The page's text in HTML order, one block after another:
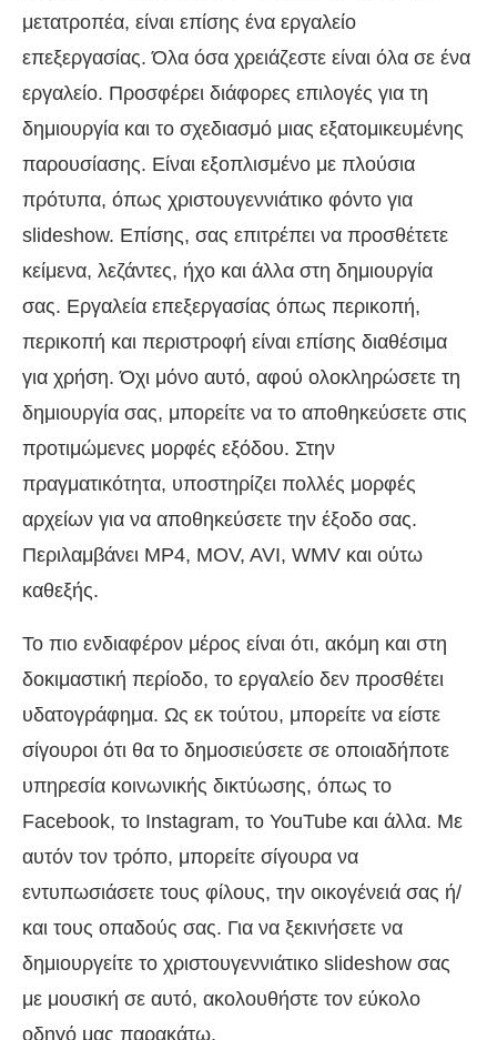
μετατροπέα, είναι επίσης ένα εργαλείο
επεξεργασίας. Όλα όσα χρειάζεστε είναι όλα σε ένα
εργαλείο. Προσφέρει διάφορες επιλογές για τη
δημιουργία και το σχεδιασμό μιας εξατομικευμένης
παρουσίασης. Είναι εξοπλισμένο με πλούσια
πρότυπα, όπως χριστουγεννιάτικο φόντο για
slideshow. Επίσης, σας επιτρέπει να προσθέτετε
κείμενα, λεζάντες, ήχο και άλλα στη δημιουργία
σας. Εργαλεία επεξεργασίας όπως περικοπή,
περικοπή και περιστροφή είναι επίσης διαθέσιμα
για χρήση. Όχι μόνο αυτό, αφού ολοκληρώσετε τη
δημιουργία σας, μπορείτε να το αποθηκεύσετε στις
προτιμώμενες μορφές εξόδου. Στην
πραγματικότητα, υποστηρίζει πολλές μορφές
αρχείων για να αποθηκεύσετε την έξοδο σας.
Περιλαμβάνει MP4, MOV, AVI, WMV και ούτω
καθεξής.
Το πιο ενδιαφέρον μέρος είναι ότι, ακόμη και στη
δοκιμαστική περίοδο, το εργαλείο δεν προσθέτει
υδατογράφημα. Ως εκ τούτου, μπορείτε να είστε
σίγουροι ότι θα το δημοσιεύσετε σε οποιαδήποτε
υπηρεσία κοινωνικής δικτύωσης, όπως το
Facebook, το Instagram, το YouTube και άλλα. Με
αυτόν τον τρόπο, μπορείτε σίγουρα να
εντυπωσιάσετε τους φίλους, την οικογένειά σας ή/
και τους οπαδούς σας. Για να ξεκινήσετε να
δημιουργείτε το χριστουγεννιάτικο slideshow σας
με μουσική σε αυτό, ακολουθήστε τον εύκολο
οδηγό μας παρακάτω.